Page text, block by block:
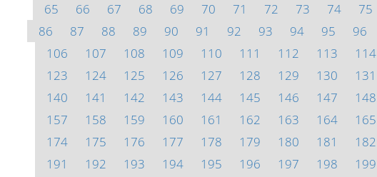
65
66 67 68 69 70 71 72 73 74 75
86
87 88 89 90 91 92 93 94 95 96
106
107 108 109 110 111 112 113 114
123
124 125 126 127 128 129 130 131
140
141 142 143 144 145 146 147 148
157
158 159 160 161 162 163 164 165
174
175 176 177 178 179 180 181 182
191
192 193 194 195 196 197 198 199